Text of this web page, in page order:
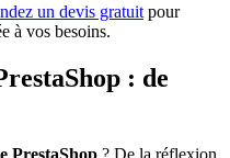
un devis gratuit pour
à vos besoins.
: de
PrestaShop ? De la réflexion